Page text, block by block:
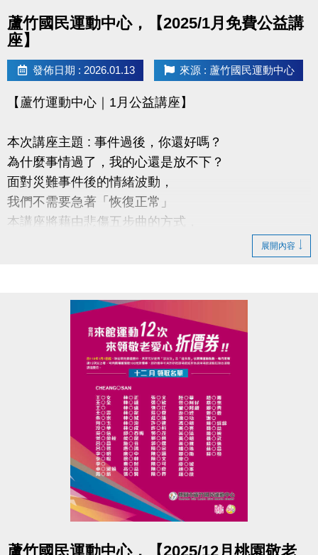
https://www.lzsports.com.tw/zh_TW/news/pageID/1/
-FB : 桃園市蘆竹國民運動中心
-IG : @luzhusports
蘆竹國民運動中心，【2025/1月免費公益講
座】
發佈日期 : 2026.01.13 來源 : 蘆竹國民運動中心
【蘆竹運動中心｜1月公益講座】
本次講座主題 : 事件過後，你還好嗎？
為什麼事情過了，我的心還是放不下？
面對災難事件後的情緒波動，
我們不需要急著「恢復正常」
本講座將藉由悲傷五步曲的方式，
並藉由看見及練習，提供一個被理解的空間，
重新理解災後情緒與自我找顧：
-正念取向的自我穩定與覺察
-悲傷、失落與生死議題的心理陪伴
-心理劇取向的關係探索與療癒
◆ 時間｜1/31 (六) 14:00－16:00
◆ 地點｜蘆竹國民運動中心 3樓社區教室
◆ 講師｜朱麗霖-謐時光心理諮商 — 實習諮商心理師
專長悲傷輔導與心理劇相關專業訓練
◆ 洽詢專線｜03-2639066 #106
展開內容
蘆竹國民運動中心，【2025/12月桃園敬老